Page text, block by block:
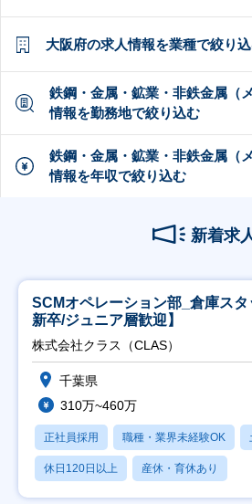
大阪府の求人情報を業種で絞り
鉄鋼・金属・鉱業・非鉄金属（
情報を勤務地で絞り込む
鉄鋼・金属・鉱業・非鉄金属（
情報を年収で絞り込む
新着求
SCMオペレーション部_倉庫ス
新卒/ジュニア層歓迎】
株式会社クラス（CLAS）
千葉県
310万~460万
正社員採用 職種・業界未経験OK
休日120日以上 産休・育休あり